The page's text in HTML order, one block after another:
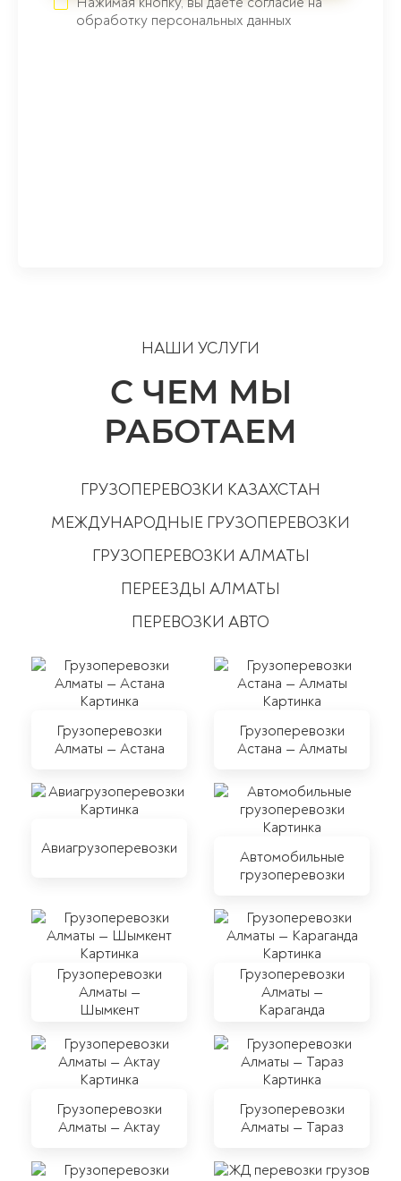
обработку персональных данных
НАШИ УСЛУГИ
С ЧЕМ МЫ
РАБОТАЕМ
ГРУЗОПЕРЕВОЗКИ КАЗАХСТАН
МЕЖДУНАРОДНЫЕ ГРУЗОПЕРЕВОЗКИ
ГРУЗОПЕРЕВОЗКИ АЛМАТЫ
ПЕРЕЕЗДЫ АЛМАТЫ
ПЕРЕВОЗКИ АВТО
Грузоперевозки
Алматы — Астана
Грузоперевозки
Астана — Алматы
Авиагрузоперевозки
Автомобильные
грузоперевозки
Грузоперевозки
Алматы —
Шымкент
Грузоперевозки
Алматы —
Караганда
Грузоперевозки
Алматы — Актау
Грузоперевозки
Алматы — Тараз